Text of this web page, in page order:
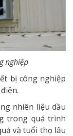
nghiệp
bị công nghiệp
nhiên liệu dầu
trong quá trình
và tuổi thọ lâu